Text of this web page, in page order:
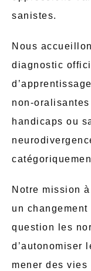
sanistes.
Nous
diagnostic
non-
handicaps ou
Notre mission
un
question les
d’autonomiser
mener des